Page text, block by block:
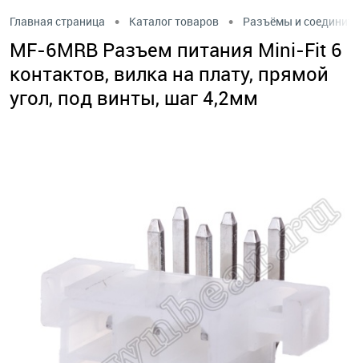
Главная страница • Каталог товаров • Разъёмы и
MF-6MRB Разъем питания Mini-Fit 6
контактов, вилка на плату, прямой
угол, под винты, шаг 4,2мм